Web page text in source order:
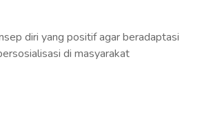
diri yang positif agar beradaptasi
di masyarakat